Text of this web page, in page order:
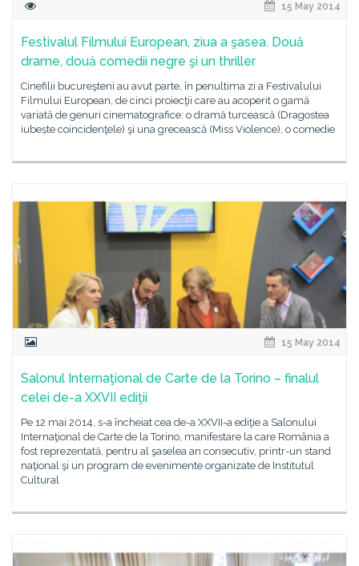
15 May 2014
Festivalul Filmului European, ziua a şasea. Două
drame, două comedii negre şi un thriller
Cinefilii bucureşteni au avut parte, în penultima zi a Festivalului
Filmului European, de cinci proiecţii care au acoperit o gamă
variată de genuri cinematografice: o dramă turcească (Dragostea
iubește coincidenţele) şi una grecească (Miss Violence), o comedie
15 May 2014
Salonul Internaţional de Carte de la Torino – finalul
celei de-a XXVII ediţii
Pe 12 mai 2014, s-a încheiat cea de-a XXVII-a ediţie a Salonului
Internaţional de Carte de la Torino, manifestare la care România a
fost reprezentată, pentru al şaselea an consecutiv, printr-un stand
naţional şi un program de evenimente organizate de Institutul
Cultural